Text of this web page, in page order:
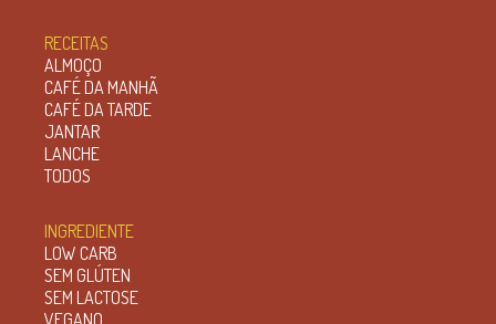
RECEITAS
ALMOÇO
CAFÉ DA MANHÃ
CAFÉ DA TARDE
JANTAR
LANCHE
TODOS
INGREDIENTE
LOW CARB
SEM GLÚTEN
SEM LACTOSE
VEGANO